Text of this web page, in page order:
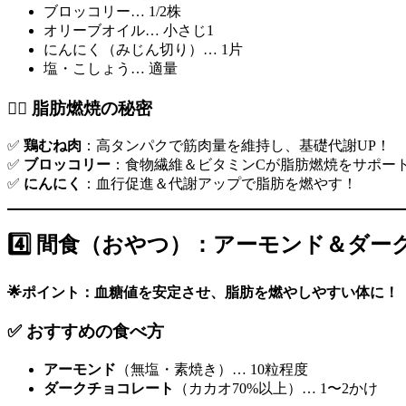
ブロッコリー… 1/2株
オリーブオイル… 小さじ1
にんにく（みじん切り）… 1片
塩・こしょう… 適量
🏃‍♂️ 脂肪燃焼の秘密
✅ 鶏むね肉 ：高タンパクで筋肉量を維持し、基礎代謝UP！
✅ ブロッコリー ：食物繊維＆ビタミンCが脂肪燃焼をサポー
✅ にんにく ：血行促進＆代謝アップで脂肪を燃やす！
4️⃣ 間食（おやつ）：アーモンド＆ダー
🌟ポイント：血糖値を安定させ、脂肪を燃やしやすい体に！
✅ おすすめの食べ方
アーモンド （無塩・素焼き）… 10粒程度
ダークチョコレート
（カカオ70%以上）… 1〜2かけ